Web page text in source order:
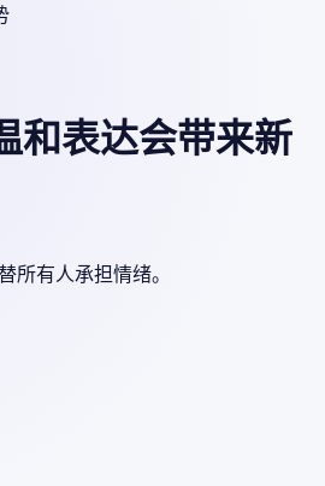
和表达会带来新
所有人承担情绪。